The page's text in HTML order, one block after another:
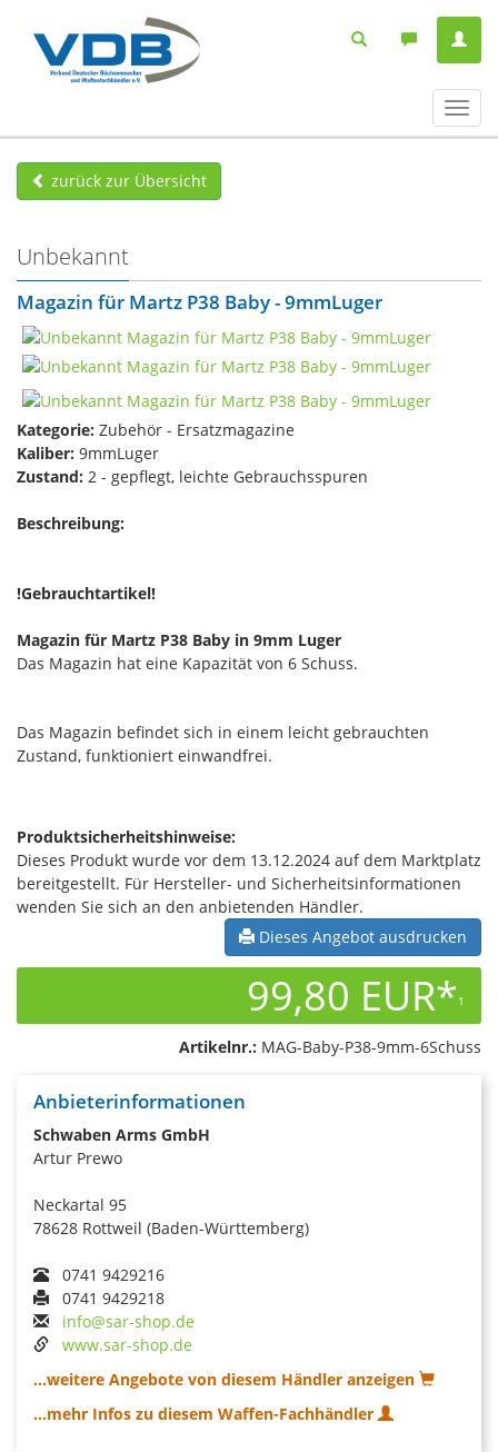
ein-/
zurück zur Übersicht
Unbekannt
Magazin für Martz P38 Baby - 9mmLuger
Kategorie: Zubehör - Ersatzmagazine
Kaliber: 9mmLuger
Zustand: 2 - gepflegt, leichte Gebrauchsspuren
Beschreibung:
!Gebrauchtartikel!
Magazin für Martz P38 Baby in 9mm Luger
Das Magazin hat eine Kapazität von 6 Schuss.
Das Magazin befindet sich in einem leicht gebrauchten
Zustand, funktioniert einwandfrei.
Produktsicherheitshinweise:
Dieses Produkt wurde vor dem 13.12.2024 auf dem Marktplatz
bereitgestellt. Für Hersteller- und Sicherheitsinformationen
wenden Sie sich an den anbietenden Händler.
Dieses Angebot ausdrucken
99,80 EUR*1
Artikelnr.: MAG-Baby-P38-9mm-6Schuss
Anbieterinformationen
Schwaben Arms GmbH
Artur Prewo
Neckartal 95
78628 Rottweil (Baden-Württemberg)
0741 9429216
0741 9429218
info@sar-shop.de
www.sar-shop.de
...weitere Angebote von diesem Händler anzeigen
...mehr Infos zu diesem Waffen-Fachhändler